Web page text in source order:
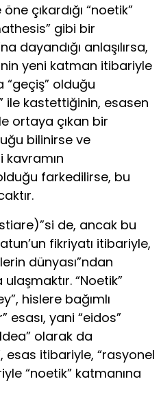
çıkardığı “noetik”
gibi bir
dayandığı anlaşılırsa,
yeni katman itibariyle
“geçiş” olduğu
ile kastettiğinin, esasen
ortaya çıkan bir
bilinirse ve
kavramın
farkedilirse, bu
de, ancak bu
fikriyatı itibariyle,
dünyası”ndan
“Noetik”
hislere bağımlı
esası, yani “eidos”
olarak da
esas itibariyle, “rasyonel
“noetik” katmanına